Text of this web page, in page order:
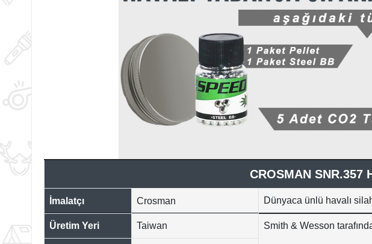
CROSMAN SNR.357
İmalatçı Crosman Dünyaca ünlü havalı
Üretim Yeri Taiwan Smith & Wesson